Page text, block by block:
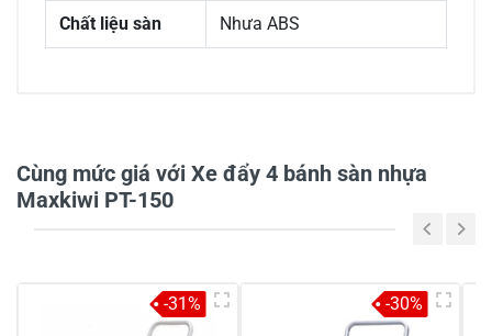
Chất liệu sàn Nhưa ABS
Cùng mức giá với Xe đẩy 4 bánh sàn nhựa
Maxkiwi PT-150
-31% -30%